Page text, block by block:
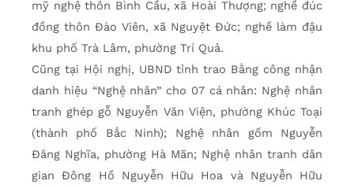
mỹ nghệ thôn Bình Cầu, xã Hoài Thượng; nghề đúc
đồng thôn Đào Viên, xã Nguyệt Đức; nghề làm đậu
khu phố Trà Lâm, phường Trí Quả.
Cũng tại Hội nghị, UBND tỉnh trao Bằng công nhận
danh hiệu “Nghệ nhân” cho 07 cá nhân: Nghệ nhân
tranh ghép gỗ Nguyễn Văn Viện, phường Khúc Toại
(thành phố Bắc Ninh); Nghệ nhân gốm Nguyễn
Đăng Nghĩa, phường Hà Mãn; Nghệ nhân tranh dân
gian Đông Hồ Nguyễn Hữu Hoa và Nguyễn Hữu